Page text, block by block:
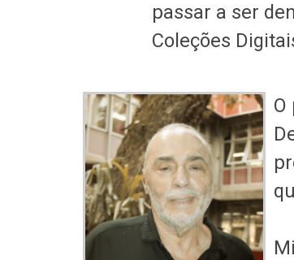
passar a ser
Coleções
O